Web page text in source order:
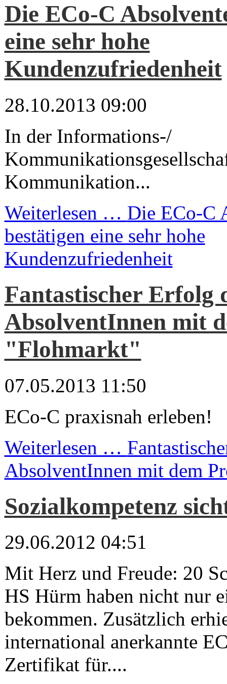
Die ECo-C
eine sehr hohe
Kundenzufriedenheit
28.10.2013 09:00
In der Informations-/
Kommunikation...
Weiterlesen … Die ECo-C
bestätigen eine sehr hohe
Kundenzufriedenheit
Fantastischer Erfolg
AbsolventInnen mit
"Flohmarkt"
07.05.2013 11:50
ECo-C praxisnah erleben!
Weiterlesen …
AbsolventInnen mit dem
Sozialkompetenz
29.06.2012 04:51
Mit Herz und Freude: 20
HS Hürm haben nicht nur
bekommen. Zusätzlich
international anerkannte
Zertifikat für....